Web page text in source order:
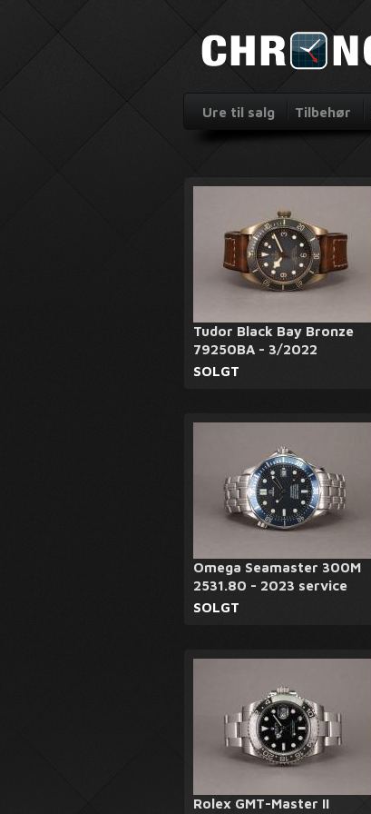
Ure til salg Tilbehør
Tudor Black Bay Bronze
79250BA - 3/2022
SOLGT
Omega Seamaster 300M
2531.80 - 2023 service
SOLGT
Rolex GMT-Master II